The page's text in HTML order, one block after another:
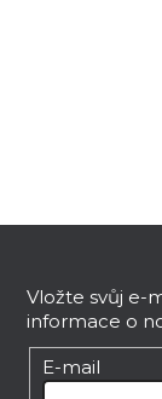
Vložte svůj e-
informace o
E-mail